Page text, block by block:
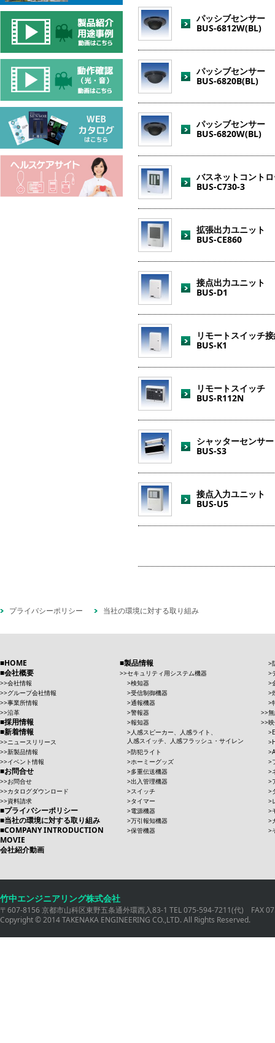
パッシブセンサー
BUS-6812W(BL)
パッシブセンサー
BUS-6820B(BL)
パッシブセンサー
BUS-6820W(BL)
バスネットコント
BUS-C730-3
拡張出力ユニット
BUS-CE860
接点出力ユニット
BUS-D1
リモートスイッチ
BUS-K1
リモートスイッチ
BUS-R112N
シャッターセンサー
BUS-S3
接点入力ユニット
BUS-U5
プライバシーポリシー 当社の環境に対する取り組み
HOME
会社概要
会社情報
グループ会社情報
事業所情報
沿革
採用情報
新着情報
ニュースリリース
新製品情報
イベント情報
お問合せ
お問合せ
カタログダウンロード
資料請求
プライバシーポリシー
当社の環境に対する取り組み
COMPANY INTRODUCTION
MOVIE
会社紹介動画
製品情報
セキュリティ用システム機器
検知器
受信制御機器
通報機器
警報器
報知器
人感スピーカー、人感ライト、
人感スイッチ、人感フラッシュ・サイレン
防犯ライト
ホーミーグッズ
多重伝送機器
出入管理機器
スイッチ
タイマー
電源機器
万引報知機器
保管機器
竹中エンジニアリング株式会社
〒607-8156 京都市山科区東野五条通外環西入83-1 TEL 075-594-7211(代) FAX
Copyright © 2014 TAKENAKA ENGINEERING CO.,LTD. All Rights Reserved.